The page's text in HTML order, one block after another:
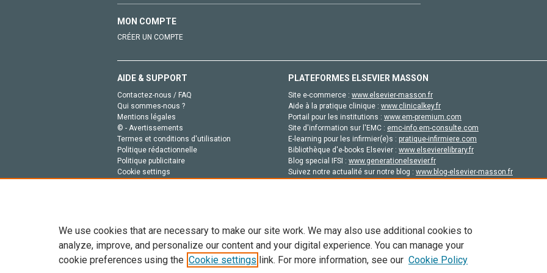
MON COMPTE
CRÉER UN COMPTE
AIDE & SUPPORT
Contactez-nous / FAQ
Qui sommes-nous ?
Mentions légales
© - Avertissements
Termes et conditions d'utilisation
Politique rédactionnelle
Politique publicitaire
Cookie settings
PLATEFORMES ELSEVIER MASSON
Site e-commerce : www.elsevier-masson.fr
Aide à la pratique clinique : www.clinicalkey.fr
Portail pour les institutions : www.em-premium.com
Site d'information sur l'EMC : emc-info.em-consulte.com
E-learning pour les infirmier(e)s : pratique-infirmiere.com
Bibliothèque d'e-books Elsevier : www.elsevierelibrary.fr
Blog special IFSI : www.generationelsevier.fr
Suivez notre actualité sur notre blog : www.blog-elsevier-masson.fr
Tout le contenu de ce site: Copyright © 2026 Elsevier, ses concédants de licence et ses contributeurs. Tout les droits sont réservés,
de données, a la formation en IA et aux technologies similaires. Pour tout contenu en libre accès, les conditions de licence
We use cookies that are necessary to make our site work. We may also use additional cookies to
analyze, improve, and personalize our content and your digital experience. You can manage your
cookie preferences using the Cookie settings link. For more information, see our Cookie Policy